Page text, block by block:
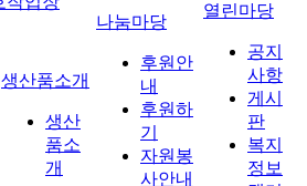
생산품소개
생산
품소
개
나눔마당
후원안
내
후원하
기
자원봉
사안내
열린마당
공지
사항
게시
판
복지
정보